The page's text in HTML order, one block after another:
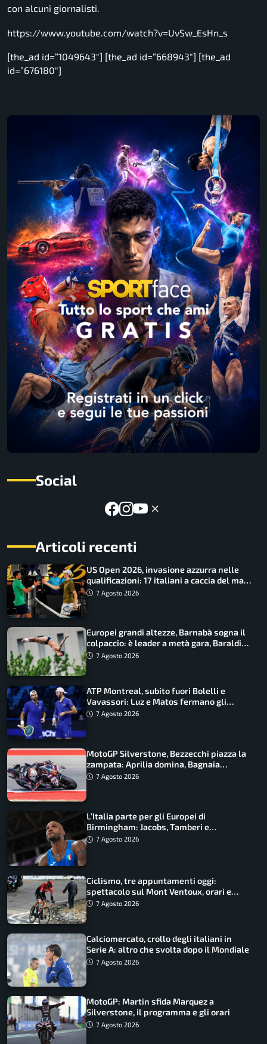
con alcuni giornalisti.
https://www.youtube.com/watch?v=UvSw_EsHn_s
[the_ad id=”1049643″] [the_ad id=”668943″] [the_ad
id=”676180″]
Social
Articoli recenti
US Open 2026, invasione azzurra nelle
qualificazioni: 17 italiani a caccia del main
draw7 Agosto 2026
Europei grandi altezze, Barnabà sogna il
colpaccio: è leader a metà gara, Baraldi
ancora in corsa
7 Agosto 2026
ATP Montreal, subito fuori Bolelli e
Vavassori: Luz e Matos fermano gli
azzurri
7 Agosto 2026
MotoGP Silverstone, Bezzecchi piazza la
zampata: Aprilia domina, Bagnaia
costretto al Q1
7 Agosto 2026
L’Italia parte per gli Europei di
Birmingham: Jacobs, Tamberi e
Battocletti guidano una spedizione
7 Agosto 2026
Ciclismo, tre appuntamenti oggi:
spettacolo sul Mont Ventoux, orari e
come vederli
7 Agosto 2026
Calciomercato, crollo degli italiani in
Serie A: altro che svolta dopo il Mondiale
7 Agosto 2026
MotoGP: Martin sfida Marquez a
Silverstone, il programma e gli orari
7 Agosto 2026